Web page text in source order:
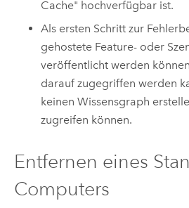
Cache" hochverfügbar ist.
Als ersten Schritt zur
gehostete Feature- oder
veröffentlicht werden
darauf zugegriffen werden
keinen Wissensgraph
zugreifen können.
Entfernen eines
Computers